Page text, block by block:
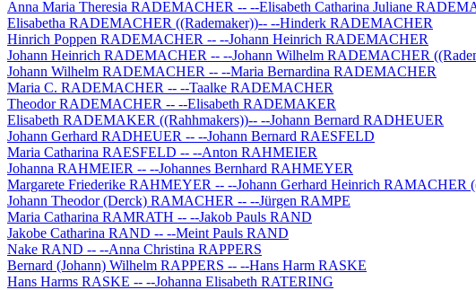
Anna Maria Theresia RADEMACHER -- --Elisabeth Catharina Juliane
Elisabetha RADEMACHER ((Rademaker))-- --Hinderk RADEMACHER
Hinrich Poppen RADEMACHER -- --Johann Heinrich RADEMACHER
Johann Heinrich RADEMACHER -- --Johann Wilhelm RADEMACHER
Johann Wilhelm RADEMACHER -- --Maria Bernardina RADEMACHER
Maria C. RADEMACHER -- --Taalke RADEMACHER
Theodor RADEMACHER -- --Elisabeth RADEMAKER
Elisabeth RADEMAKER ((Rahhmakers))-- --Johann Bernard RADHEUER
Johann Gerhard RADHEUER -- --Johann Bernard RAESFELD
Maria Catharina RAESFELD -- --Anton RAHMEIER
Johanna RAHMEIER -- --Johannes Bernhard RAHMEYER
Margarete Friederike RAHMEYER -- --Johann Gerhard Heinrich RAMACHER
Johann Theodor (Derck) RAMACHER -- --Jürgen RAMPE
Maria Catharina RAMRATH -- --Jakob Pauls RAND
Jakobe Catharina RAND -- --Meint Pauls RAND
Nake RAND -- --Anna Christina RAPPERS
Bernard (Johann) Wilhelm RAPPERS -- --Hans Harm RASKE
Hans Harms RASKE -- --Johanna Elisabeth RATERING